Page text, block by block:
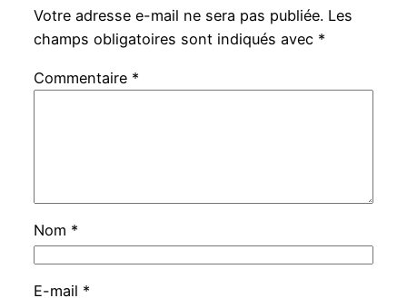
Votre adresse e-mail ne sera pas publiée. Les
champs obligatoires sont indiqués avec *
Commentaire *
Nom *
E-mail *